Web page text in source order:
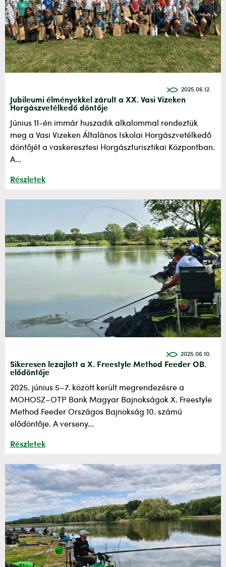
2025.06.12.
Jubileumi élményekkel zárult a XX. Vasi Vizeken
Horgászvetélkedő döntője
Június 11-én immár huszadik alkalommal rendeztük
meg a Vasi Vizeken Általános Iskolai Horgászvetélkedő
döntőjét a vaskeresztesi Horgászturisztikai Központban.
A...
Részletek
2025.06.10.
Sikeresen lezajlott a X. Freestyle Method Feeder OB.
elődöntője
2025. június 5–7. között került megrendezésre a
MOHOSZ–OTP Bank Magyar Bajnokságok X. Freestyle
Method Feeder Országos Bajnokság 10. számú
elődöntője. A verseny...
Részletek